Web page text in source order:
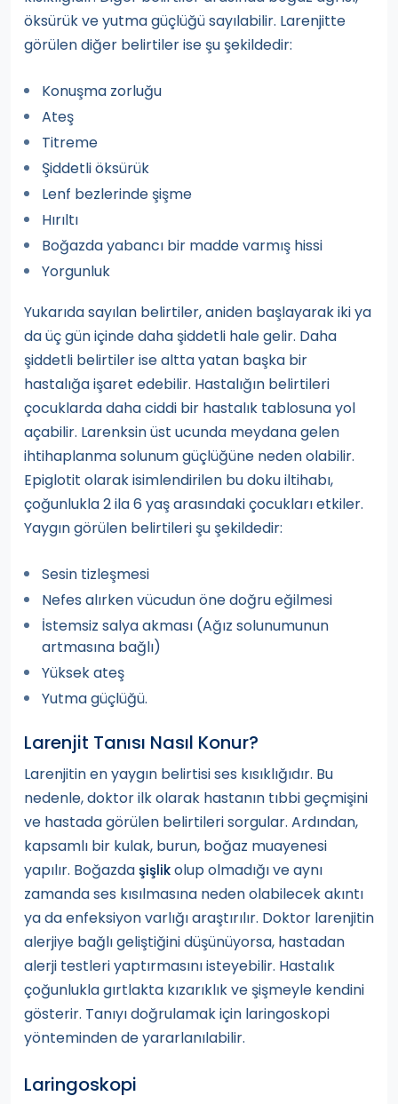
öksürük ve yutma güçlüğü sayılabilir. Larenjitte
görülen diğer belirtiler ise şu şekildedir:
Konuşma zorluğu
Ateş
Titreme
Şiddetli öksürük
Lenf bezlerinde şişme
Hırıltı
Boğazda yabancı bir madde varmış hissi
Yorgunluk
Yukarıda sayılan belirtiler, aniden başlayarak iki ya
da üç gün içinde daha şiddetli hale gelir. Daha
şiddetli belirtiler ise altta yatan başka bir
hastalığa işaret edebilir. Hastalığın belirtileri
çocuklarda daha ciddi bir hastalık tablosuna yol
açabilir. Larenksin üst ucunda meydana gelen
ihtihaplanma solunum güçlüğüne neden olabilir.
Epiglotit olarak isimlendirilen bu doku iltihabı,
çoğunlukla 2 ila 6 yaş arasındaki çocukları etkiler.
Yaygın görülen belirtileri şu şekildedir:
Sesin tizleşmesi
Nefes alırken vücudun öne doğru eğilmesi
İstemsiz salya akması (Ağız solunumunun
artmasına bağlı)
Yüksek ateş
Yutma güçlüğü.
Larenjit Tanısı Nasıl Konur?
Larenjitin en yaygın belirtisi ses kısıklığıdır. Bu
nedenle, doktor ilk olarak hastanın tıbbi geçmişini
ve hastada görülen belirtileri sorgular. Ardından,
kapsamlı bir kulak, burun, boğaz muayenesi
yapılır. Boğazdaşişlikolup olmadığı ve aynı
zamanda ses kısılmasına neden olabilecek akıntı
ya da enfeksiyon varlığı araştırılır. Doktor larenjitin
alerjiye bağlı geliştiğini düşünüyorsa, hastadan
alerji testleri yaptırmasını isteyebilir. Hastalık
çoğunlukla gırtlakta kızarıklık ve şişmeyle kendini
gösterir. Tanıyı doğrulamak için laringoskopi
yönteminden de yararlanılabilir.
Laringoskopi